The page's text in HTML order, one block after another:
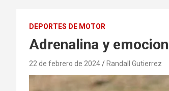
DEPORTES DE MOTOR
Adrenalina y
22 de febrero de 2024 Randall Gutierrez